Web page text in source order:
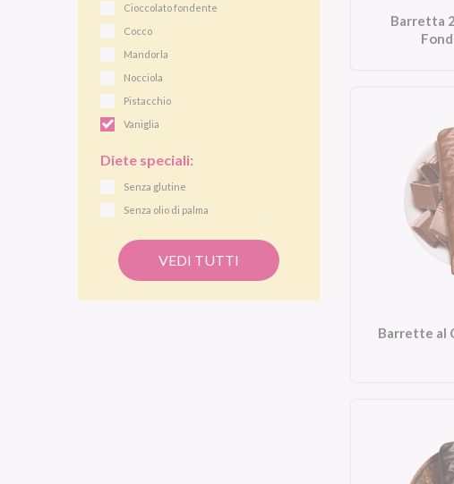
Cioccolato fondente
Cocco
Mandorla
Nocciola
Pistacchio
Vaniglia
Diete speciali:
Senza glutine
Senza olio di palma
VEDI TUTTI
Barretta
Barrette al